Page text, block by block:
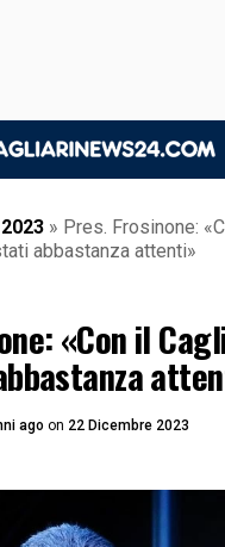
2023 » Pres. Frosinone:
abbastanza attenti»
«Con il
ago on 22 Dicembre 2023